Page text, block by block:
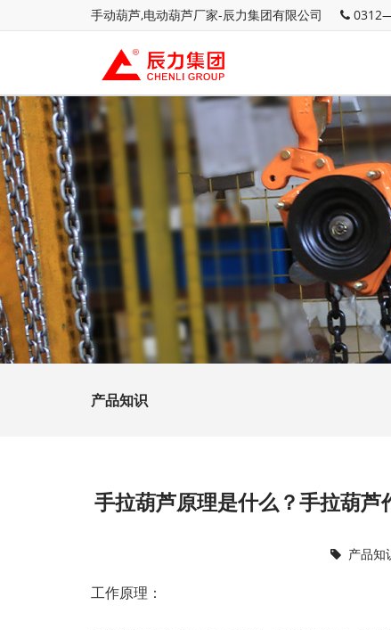
手动葫芦,电动葫芦厂家-辰力集团有限公司
产品知识
手拉葫芦原理是什么？手拉葫芦
产品知
工作原理：